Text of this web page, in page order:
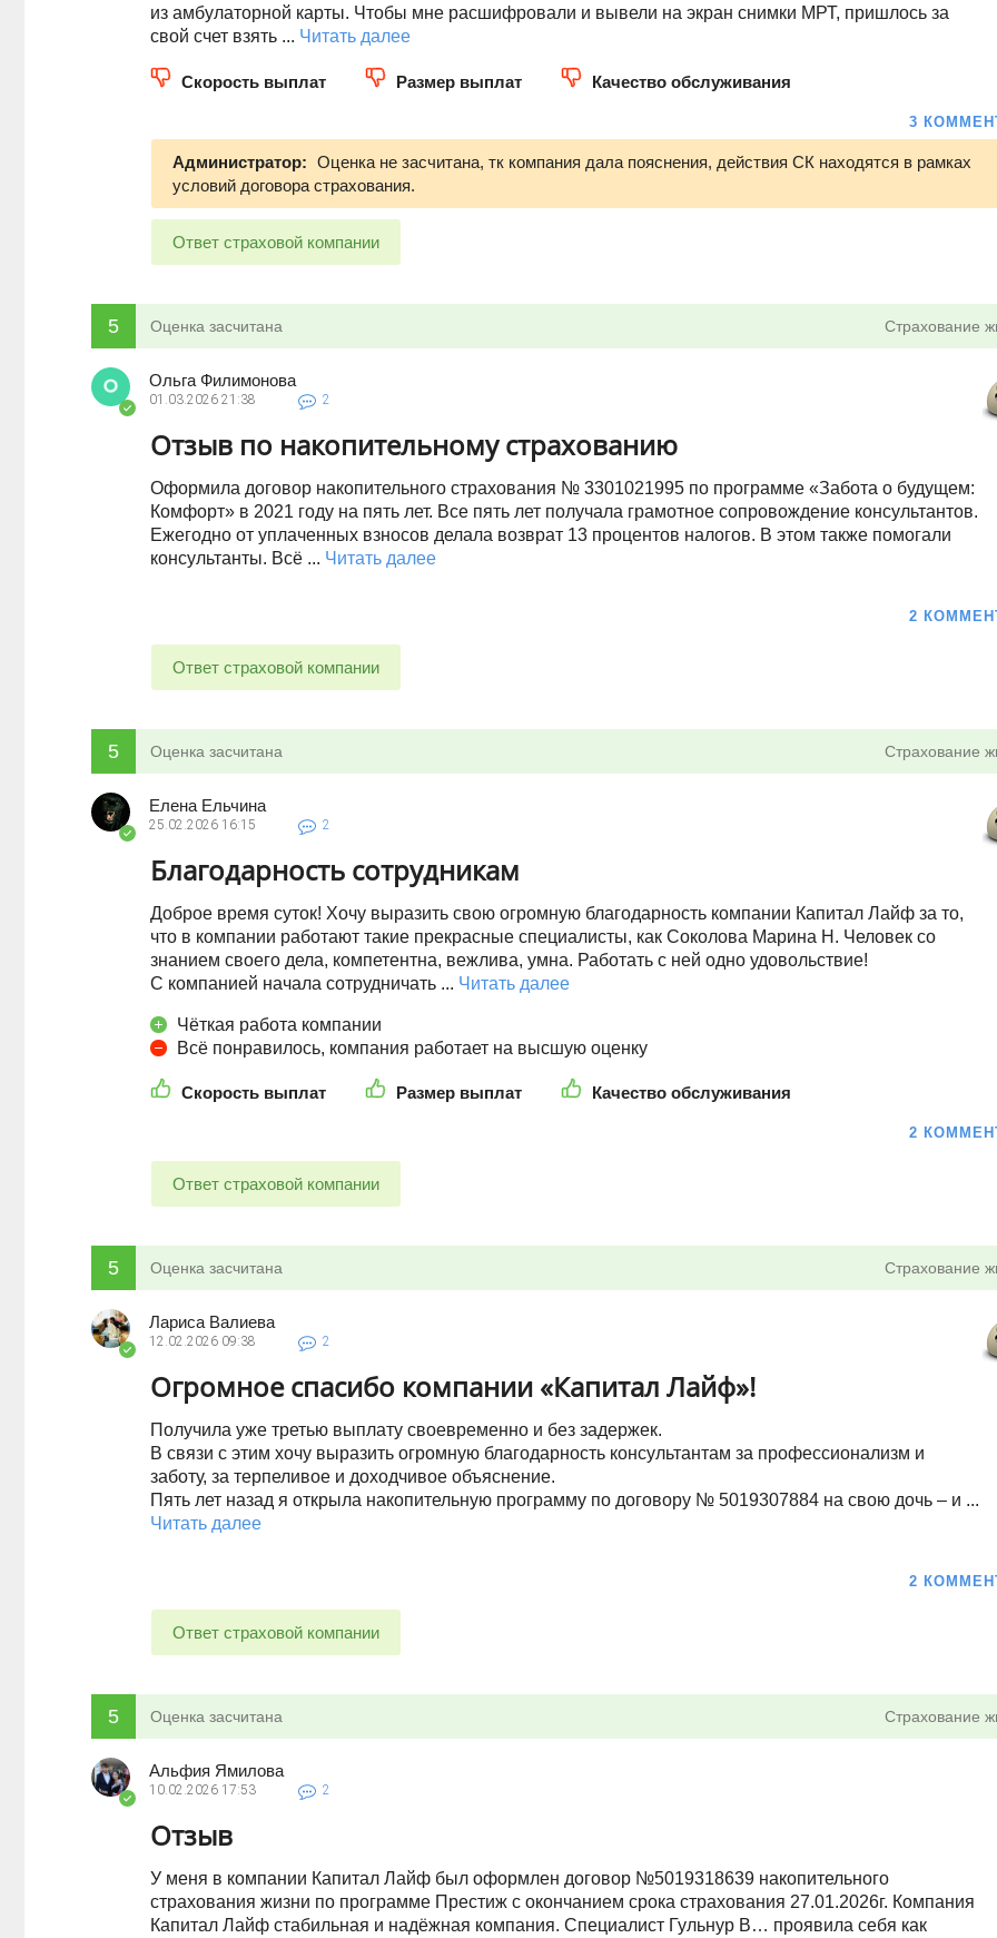
из амбулаторной карты. Чтобы мне расшифровали и вывели на экран снимки МРТ, пришлось за
свой счет взять ... Читать далее
Скорость выплат Размер выплат Качество обслуживания
3
Администратор: Оценка не засчитана, тк компания дала пояснения, действия СК находятся в рамках
условий договора страхования.
Ответ страховой компании
5 Оценка засчитана Страхование
Ольга Филимонова
01.03.2026 21:38 2
Отзыв по накопительному страхованию
Оформила договор накопительного страхования № 3301021995 по программе «Забота о будущем:
Комфорт» в 2021 году на пять лет. Все пять лет получала грамотное сопровождение консультантов.
Ежегодно от уплаченных взносов делала возврат 13 процентов налогов. В этом также помогали
консультанты. Всё ... Читать далее
2
Ответ страховой компании
5 Оценка засчитана Страхование
Елена Ельчина
25.02.2026 16:15 2
Благодарность сотрудникам
Доброе время суток! Хочу выразить свою огромную благодарность компании Капитал Лайф за то,
что в компании работают такие прекрасные специалисты, как Соколова Марина Н. Человек со
знанием своего дела, компетентна, вежлива, умна. Работать с ней одно удовольствие!
С компанией начала сотрудничать ... Читать далее
Чёткая работа компании
Всё понравилось, компания работает на высшую оценку
Скорость выплат Размер выплат Качество обслуживания
2
Ответ страховой компании
5 Оценка засчитана Страхование
Лариса Валиева
12.02.2026 09:38 2
Огромное спасибо компании «Капитал Лайф»!
Получила уже третью выплату своевременно и без задержек.
В связи с этим хочу выразить огромную благодарность консультантам за профессионализм и
заботу, за терпеливое и доходчивое объяснение.
Пять лет назад я открыла накопительную программу по договору № 5019307884 на свою дочь – и ...
Читать далее
2
Ответ страховой компании
5 Оценка засчитана Страхование
Альфия Ямилова
10.02.2026 17:53 2
Отзыв
У меня в компании Капитал Лайф был оформлен договор №5019318639 накопительного
страхования жизни по программе Престиж с окончанием срока страхования 27.01.2026г. Компания
Капитал Лайф стабильная и надёжная компания. Специалист Гульнур В… проявила себя как